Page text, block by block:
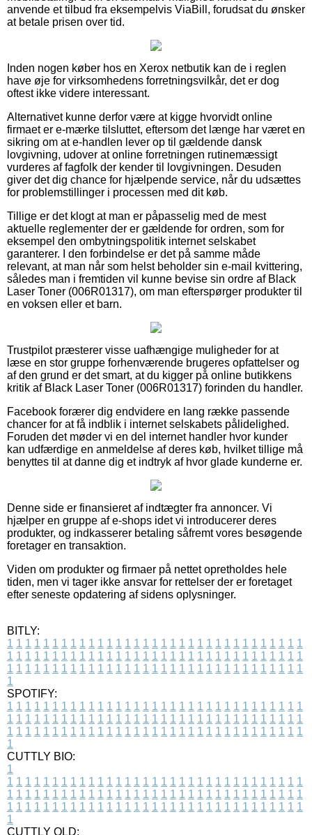
anvende et tilbud fra eksempelvis ViaBill, forudsat du ønsker
at betale prisen over tid.
Inden nogen køber hos en Xerox netbutik kan de i reglen
have øje for virksomhedens forretningsvilkår, det er dog
oftest ikke videre interessant.
Alternativet kunne derfor være at kigge hvorvidt online
firmaet er e-mærke tilsluttet, eftersom det længe har været en
sikring om at e-handlen lever op til gældende dansk
lovgivning, udover at online forretningen rutinemæssigt
vurderes af fagfolk der kender til lovgivningen. Desuden
giver det dig chance for hjælpende service, når du udsættes
for problemstillinger i processen med dit køb.
Tillige er det klogt at man er påpasselig med de mest
aktuelle reglementer der er gældende for ordren, som for
eksempel den ombytningspolitik internet selskabet
garanterer. I den forbindelse er det på samme måde
relevant, at man når som helst beholder sin e-mail kvittering,
således man i fremtiden vil kunne bevise sin ordre af Black
Laser Toner (006R01317), om man efterspørger produkter til
en voksen eller et barn.
Trustpilot præsterer visse uafhængige muligheder for at
læse en stor gruppe forhenværende brugeres opfattelser og
af den grund er det smart, at du kigger på online butikkens
kritik af Black Laser Toner (006R01317) forinden du handler.
Facebook forærer dig endvidere en lang række passende
chancer for at få indblik i internet selskabets pålidelighed.
Foruden det møder vi en del internet handler hvor kunder
kan udfærdige en anmeldelse af deres køb, hvilket tillige må
benyttes til at danne dig et indtryk af hvor glade kunderne er.
Denne side er finansieret af indtægter fra annoncer. Vi
hjælper en gruppe af e-shops idet vi introducerer deres
produkter, og indkasserer betaling såfremt vores besøgende
foretager en transaktion.
Viden om produkter og firmaer på nettet opretholdes hele
tiden, men vi tager ikke ansvar for rettelser der er foretaget
efter seneste opdatering af sidens oplysninger.
BITLY:
1 1 1 1 1 1 1 1 1 1 1 1 1 1 1 1 1 1 1 1 1 1 1 1 1 1 1 1 1 1 1 1 1
1 1 1 1 1 1 1 1 1 1 1 1 1 1 1 1 1 1 1 1 1 1 1 1 1 1 1 1 1 1 1 1 1
1 1 1 1 1 1 1 1 1 1 1 1 1 1 1 1 1 1 1 1 1 1 1 1 1 1 1 1 1 1 1 1 1
1
SPOTIFY:
1 1 1 1 1 1 1 1 1 1 1 1 1 1 1 1 1 1 1 1 1 1 1 1 1 1 1 1 1 1 1 1 1
1 1 1 1 1 1 1 1 1 1 1 1 1 1 1 1 1 1 1 1 1 1 1 1 1 1 1 1 1 1 1 1 1
1 1 1 1 1 1 1 1 1 1 1 1 1 1 1 1 1 1 1 1 1 1 1 1 1 1 1 1 1 1 1 1 1
1
CUTTLY BIO:
1
1 1 1 1 1 1 1 1 1 1 1 1 1 1 1 1 1 1 1 1 1 1 1 1 1 1 1 1 1 1 1 1 1
1 1 1 1 1 1 1 1 1 1 1 1 1 1 1 1 1 1 1 1 1 1 1 1 1 1 1 1 1 1 1 1 1
1 1 1 1 1 1 1 1 1 1 1 1 1 1 1 1 1 1 1 1 1 1 1 1 1 1 1 1 1 1 1 1 1
1
CUTTLY OLD: